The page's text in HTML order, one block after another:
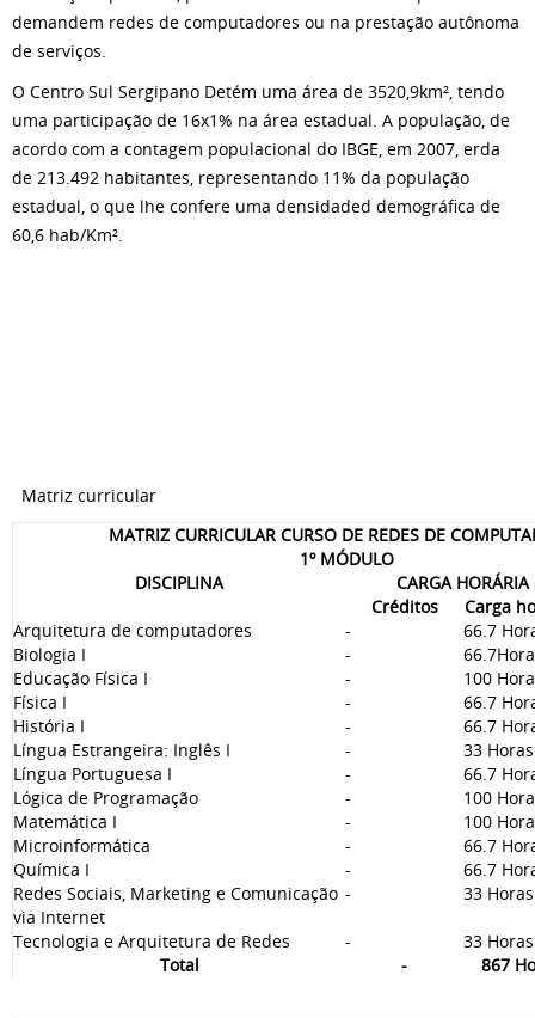
demandem redes de computadores ou na prestação autônoma
de serviços.
O Centro Sul Sergipano Detém uma área de 3520,9km², tendo
uma participação de 16x1% na área estadual. A população, de
acordo com a contagem populacional do IBGE, em 2007, erda
de 213.492 habitantes, representando 11% da população
estadual, o que lhe confere uma densidaded demográfica de
60,6 hab/Km².
Matriz curricular
MATRIZ CURRICULAR CURSO DE REDES DE
1º MÓDULO
DISCIPLINA
CARGA HORÁRIA
Créditos
Carga
Arquitetura de computadores
-
66.7
Biologia I
-
Educação Física I
-
100
Física I
-
66.7
História I
-
66.7
Língua Estrangeira: Inglês I
-
33 Horas
Língua Portuguesa I
-
66.7
Lógica de Programação
-
100
Matemática I
-
100
Microinformática
-
66.7
Química I
-
66.7
Redes Sociais, Marketing e Comunicação
via Internet
- 33 Horas
Tecnologia e Arquitetura de Redes -
33 Horas
Total
- 867